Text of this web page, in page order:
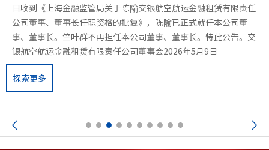
日收到《上海金融监管局关于陈隃交银航空航运金融租赁有限责任
公司董事、董事长任职资格的批复》，陈隃已正式就任本公司董
事、董事长。竺叶群不再担任本公司董事、董事长。特此公告。交
银航空航运金融租赁有限责任公司董事会2026年5月9日
探索更多